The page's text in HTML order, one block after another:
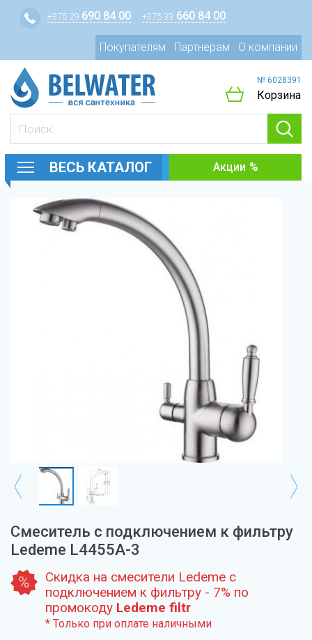
+375 29 690 84 00 +375 33 660 84 00
Покупателям Партнерам О компании
№ 6028391
Корзина
ВЕСЬ КАТАЛОГ Акции
Смеситель с подключением к фильтру
Ledeme L4455A-3
Скидка на смесители Ledeme с
подключением к фильтру - 7% по
промокоду Ledeme filtr
* Только при оплате наличными